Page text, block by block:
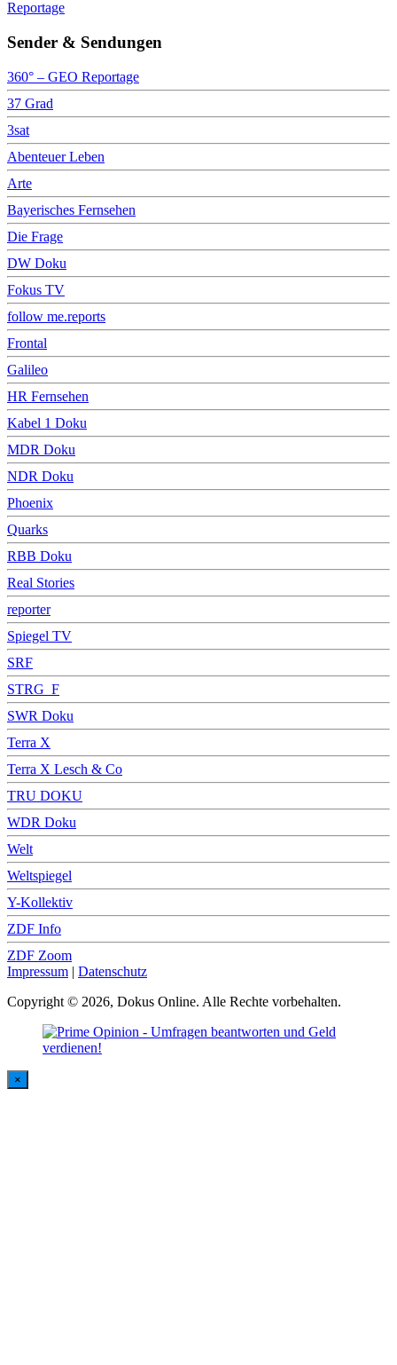
Reportage
Sender & Sendungen
360° – GEO Reportage
37 Grad
3sat
Abenteuer Leben
Arte
Bayerisches Fernsehen
Die Frage
DW Doku
Fokus TV
follow me.reports
Frontal
Galileo
HR Fernsehen
Kabel 1 Doku
MDR Doku
NDR Doku
Phoenix
Quarks
RBB Doku
Real Stories
reporter
Spiegel TV
SRF
STRG_F
SWR Doku
Terra X
Terra X Lesch & Co
TRU DOKU
WDR Doku
Welt
Weltspiegel
Y-Kollektiv
ZDF Info
ZDF Zoom
Impressum | Datenschutz
Copyright © 2026, Dokus Online. Alle Rechte vorbehalten.
×